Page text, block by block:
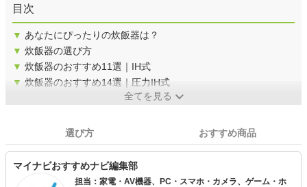
目次
▼ あなたにぴったりの炊飯器は？
▼ 炊飯器の選び方
▼ 炊飯器のおすすめ11選｜IH式
▼ 炊飯器のおすすめ14選｜圧力IH式
全てを見る
選び方 おすすめ商品
マイナビおすすめナビ編集部
担当：家電・AV機器、PC・スマホ・カメラ、ゲーム・ホ